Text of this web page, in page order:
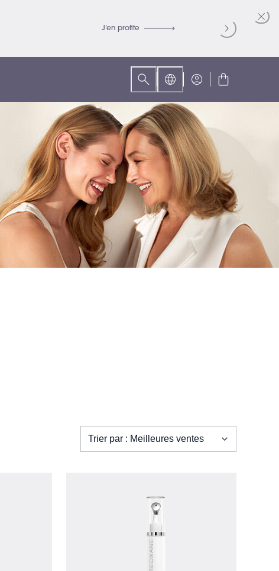
J’en profite Recevez -